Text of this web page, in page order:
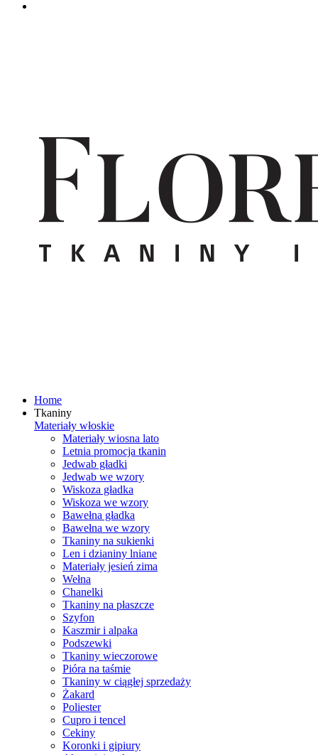
Home
Tkaniny
Materiały włoskie
Materiały wiosna lato
Letnia promocja tkanin
Jedwab gładki
Jedwab we wzory
Wiskoza gładka
Wiskoza we wzory
Bawełna gładka
Bawełna we wzory
Tkaniny na sukienki
Len i dzianiny lniane
Materiały jesień zima
Wełna
Chanelki
Tkaniny na płaszcze
Szyfon
Kaszmir i alpaka
Podszewki
Tkaniny wieczorowe
Pióra na taśmie
Tkaniny w ciągłej sprzedaży
Żakard
Poliester
Cupro i tencel
Cekiny
Koronki i gipiury